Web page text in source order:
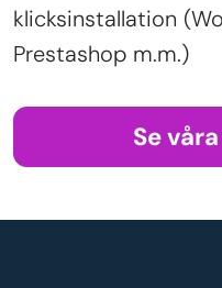
klicksinstallation
Prestashop m.m.)
Se